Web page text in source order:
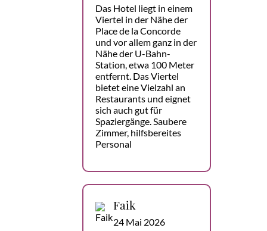
Das Hotel liegt in einem
Viertel in der Nähe der
Place de la Concorde
und vor allem ganz in der
Nähe der U-Bahn-
Station, etwa 100 Meter
entfernt. Das Viertel
bietet eine Vielzahl an
Restaurants und eignet
sich auch gut für
Spaziergänge. Saubere
Zimmer, hilfsbereites
Personal
Faik
24 Mai 2026